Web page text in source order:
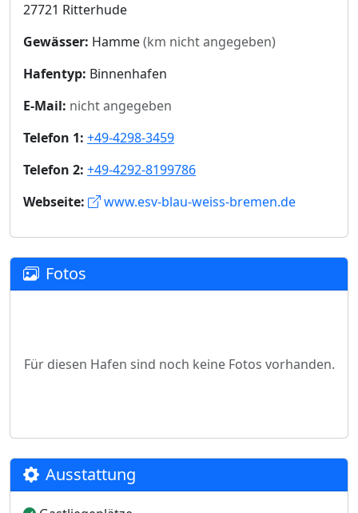
27721 Ritterhude
Gewässer: Hamme(km nicht angegeben)
Hafentyp: Binnenhafen
E-Mail: nicht angegeben
Telefon 1: +49-4298-3459
Telefon 2: +49-4292-8199786
Webseite:
www.esv-blau-weiss-bremen.de
Fotos
Für diesen Hafen sind noch keine Fotos vorhanden.
Ausstattung